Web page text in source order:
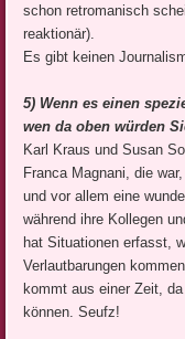
schon retromanisch
reaktionär).
Es gibt keinen
5) Wenn es einen
wen da oben würden
Karl Kraus und Susan
Franca Magnani, die
und vor allem eine
während ihre Kollegen
hat Situationen erfasst,
Verlautbarungen
kommt aus einer Zeit,
können. Seufz!